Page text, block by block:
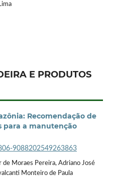
E PRODUTOS
Recomendação de
para a manutenção
9088202549263863
de Moraes Pereira, Adriano José
Monteiro de Paula